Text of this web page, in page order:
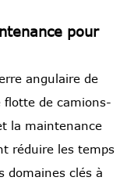
pour
angulaire de
flotte de camions-
la maintenance
réduire les temps
domaines clés à